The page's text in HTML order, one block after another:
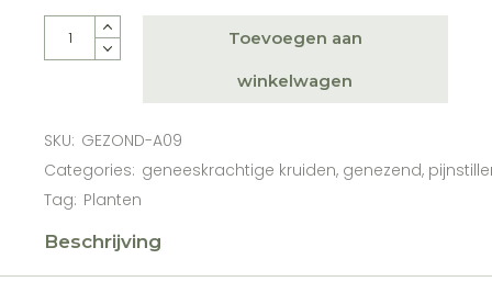
Calendulazalf 50 ml quantity
Toevoegen aan
winkelwagen
SKU: GEZOND-A09
Categories: geneeskrachtige kruiden, genezend,
Tag: Planten
Beschrijving